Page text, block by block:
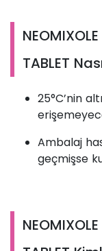
TABLET
25°C’nin
Ambalaj
geçmişse